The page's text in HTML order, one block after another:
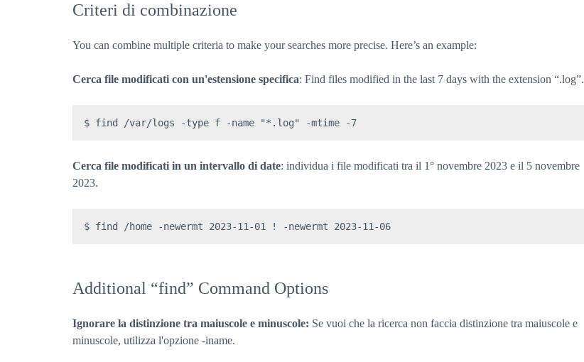
Criteri di combinazione
You can combine multiple criteria to make your searches more precise. Here’s an example:
Cerca file modificati con un'estensione specifica: Find files modified in the last 7 days with the extension “.log”.
$ find /var/logs -type f -name "*.log" -mtime -7
Cerca file modificati in un intervallo di date: individua i file modificati tra il 1° novembre 2023 e il 5 novembre
2023.
$ find /home -newermt 2023-11-01 ! -newermt 2023-11-06
Additional “find” Command Options
Ignorare la distinzione tra maiuscole e minuscole: Se vuoi che la ricerca non faccia distinzione tra maiuscole e
minuscole, utilizza l'opzione -iname.